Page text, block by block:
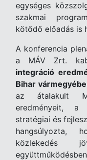
egységes
szakmai
kötődő előadás is
A konferencia
a MÁV Zrt.
integráció
Bihar
az átalakult
eredményeit, a
stratégiai és
hangsúlyozta,
közlekedés